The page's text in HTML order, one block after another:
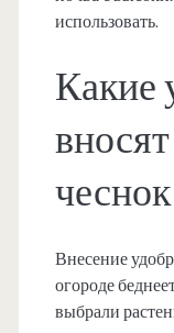
использовать.
Какие
Внесение
огороде
выбрали